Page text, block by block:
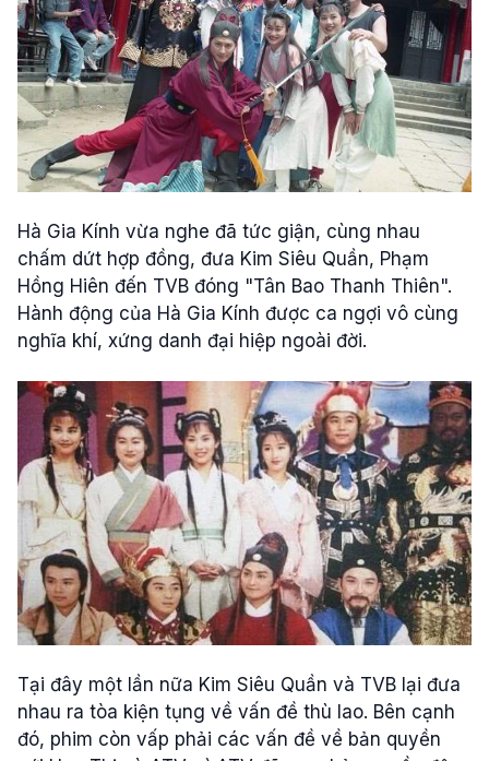
Hà Gia Kính vừa nghe đã tức giận, cùng nhau
chấm dứt hợp đồng, đưa Kim Siêu Quần, Phạm
Hồng Hiên đến TVB đóng "Tân Bao Thanh Thiên".
Hành động của Hà Gia Kính được ca ngợi vô cùng
nghĩa khí, xứng danh đại hiệp ngoài đời.
Tại đây một lần nữa Kim Siêu Quần và TVB lại đưa
nhau ra tòa kiện tụng về vấn đề thù lao. Bên cạnh
đó, phim còn vấp phải các vấn đề về bản quyền